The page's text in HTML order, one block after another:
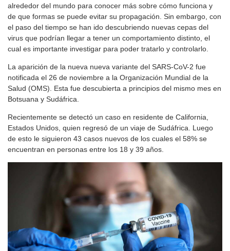
alrededor del mundo para conocer más sobre cómo funciona y
de que formas se puede evitar su propagación. Sin embargo, con
el paso del tiempo se han ido descubriendo nuevas cepas del
virus que podrían llegar a tener un comportamiento distinto, el
cual es importante investigar para poder tratarlo y controlarlo.
La aparición de la nueva nueva variante del SARS-CoV-2 fue
notificada el 26 de noviembre a la Organización Mundial de la
Salud (OMS). Esta fue descubierta a principios del mismo mes en
Botsuana y Sudáfrica.
Recientemente se detectó un caso en residente de California,
Estados Unidos, quien regresó de un viaje de Sudáfrica. Luego
de esto le siguieron 43 casos nuevos de los cuales el 58% se
encuentran en personas entre los 18 y 39 años.